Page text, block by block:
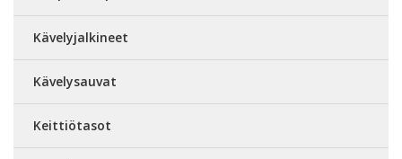
Kävelyjalkineet
Kävelysauvat
Keittiötasot